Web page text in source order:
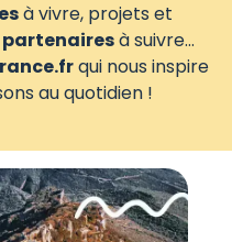
à vivre, projets et
partenairesà suivre...
qui nous inspire
au quotidien !